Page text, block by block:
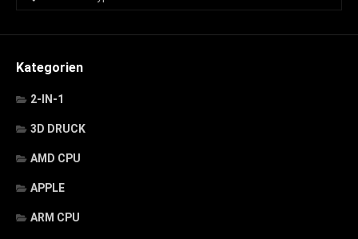
Kategorien
2-IN-1
3D DRUCK
AMD CPU
APPLE
ARM CPU